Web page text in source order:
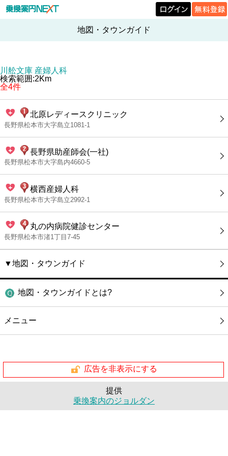
地図・タウンガイド
川舩文庫 産婦人科
検索範囲:2Km
全4件
北原レディースクリニック
長野県松本市大字島立1081-1
長野県助産師会(一社)
長野県松本市大字島内4660-5
横西産婦人科
長野県松本市大字島立2992-1
丸の内病院健診センター
長野県松本市渚1丁目7-45
▼地図・タウンガイド
地図・タウンガイドとは?
メニュー
広告を非表示にする
提供
乗換案内のジョルダン